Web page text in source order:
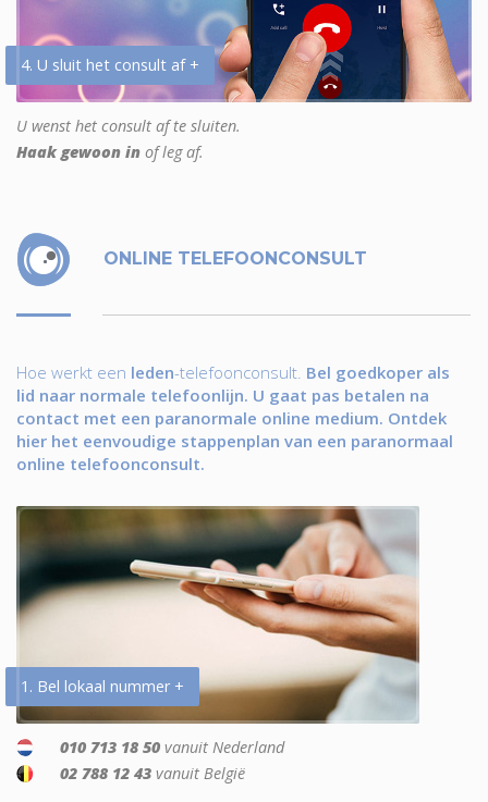
4. U sluit het consult af +
U wenst het consult af te sluiten.
Haak gewoon in of leg af.
ONLINE TELEFOONCONSULT
Hoe werkt een leden-telefoonconsult. Bel goedkoper als
lid naar normale telefoonlijn. U gaat pas betalen na
contact met een paranormale online medium. Ontdek
hier het eenvoudige stappenplan van een paranormaal
online telefoonconsult.
1. Bel lokaal nummer +
010 713 18 50 vanuit Nederland
02 788 12 43 vanuit België